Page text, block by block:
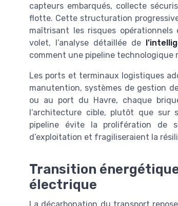
capteurs embarqués, collecte
flotte. Cette structuration
maîtrisant les risques
volet, l’analyse détaillée de
comment une pipeline technologique
Les ports et terminaux logistiques
manutention, systèmes de gestion
ou au port du Havre, chaque
l’architecture cible, plutôt que sur
pipeline évite la prolifération de
d’exploitation et fragiliseraient la
Transition
électrique